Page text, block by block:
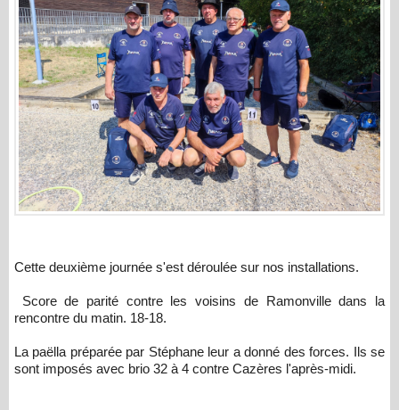
Cette deuxième journée s'est déroulée sur nos installations.
Score de parité contre les voisins de Ramonville dans la
rencontre du matin. 18-18.
La paëlla préparée par Stéphane leur a donné des forces. Ils se
sont imposés avec brio 32 à 4 contre Cazères l'après-midi.